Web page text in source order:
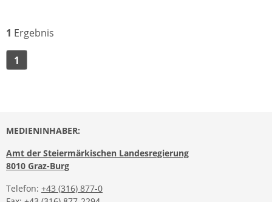
1 Ergebnis
1
MEDIENINHABER:
Amt der Steiermärkischen Landesregierung
8010 Graz-Burg
Telefon: +43 (316) 877-0